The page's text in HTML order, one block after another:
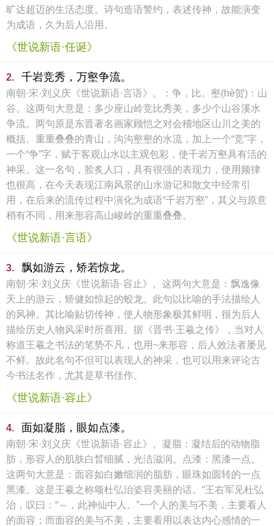
旷达超迈的生活态度。诗句造语警约，表述传神，故能演变
为成语，久为后人沿用。
《世说新语·任诞》
2. 千岩竞秀，万壑争流。
南朝·宋·刘义庆《世说新语·言语》。：争，比。壑(hè贺)：山
谷。这两句大意是：多少座山岭竞比秀美，多少个山谷溪水
争流。两句原是东晋著名画家顾恺之对会稽地区山川之美的
概括。重重叠叠的青山，沟沟壑壑的水流，加上一个“竞”字，
一个“争”字，赋于客观山水以主观包彩，使千岩万壑具有活的
神采。这一名句，脍炙人口，具有很强的表现力，使用频律
也很高，在今天表现江南风景的山水游记和散文中经常引
用，在后来的流传过程中演化为成语“千岩万壑”，其义与原意
稍有不同，用来形容高山峻岭的重重叠叠。
《世说新语·言语》
3. 飘如游云，矫若惊龙。
南朝·宋·刘义庆《世说新语·容止》。这两句大意是：飘逸像
天上的游云，矫健如惊起的蛟龙。此句以比喻的手法描绘人
的风神。其比喻贴切传神，使人物形象极其鲜明，很为后人
描绘历史人物风采时所喜用。据《晋书·王羲之传》，当对人
称道王羲之书法的笔势不凡，也用~来形容，后人效法者屡见
不鲜。故此名句不但可以表现人的神采，也可以用来评论古
今书法名作，尤其是草书佳作。
《世说新语·容止》
4. 面如凝脂，眼如点漆。
南朝·宋·刘义庆《世说新语·容止》。凝脂：凝结后的动物脂
肪，形容人的肌肤白晳细腻，光洁滋润。点漆：黑漆一点。
这两句大意是：面容如白嫩细润的脂肪，眼珠如圆转的一点
黑漆。这是王羲之称颂杜弘治姿容美丽的话。“王右军见杜弘
治，叹曰：“～，此神仙中人。”一个人的美与不美，主要看人
的面容；而面容的美与不美，主要看用以表达内心感情的一